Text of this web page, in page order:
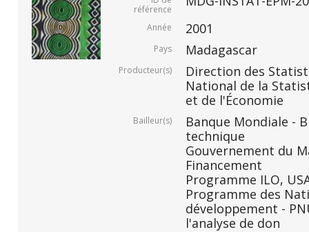
référence
Année 2001
Pays Madagascar
Producteur(s)
Direction des
National de la
et de l'Économie
Bailleur(s)
Banque Mondiale -
technique
Gouvernement du
Financement
Programme ILO,
Programme des
développement -
l'analyse de don